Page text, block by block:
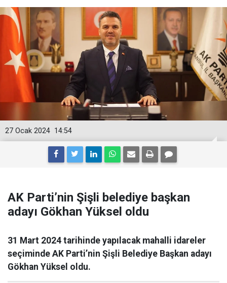
14:54
27 Ocak 2024
AK Parti’nin Şişli belediye başkan
adayı Gökhan Yüksel oldu
31 Mart 2024 tarihinde yapılacak mahalli idareler
seçiminde AK Parti’nin Şişli Belediye Başkan adayı
Gökhan Yüksel oldu.